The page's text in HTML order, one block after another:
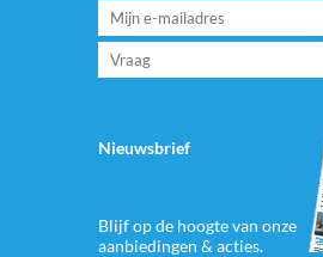
Nieuwsbrief
Blijf op de hoogte van onze
aanbiedingen & acties.